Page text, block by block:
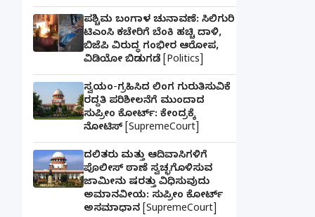
ಪಶ್ಚಿಮ ಬಂಗಾಳ ಚುನಾವಣೆ: ಸಿಲಿಗುರಿ
ಟಿಎಂಸಿ ಕಚೇರಿಗೆ ಬೆಂಕಿ ಹಚ್ಚಿ ದಾಳಿ,
ಬಿಜೆಪಿ ವಿರುದ್ಧ ಗಂಭೀರ ಆರೋಪ,
ವಿಡಿಯೋ ಬಿಡುಗಡೆ [Politics]
ಸ್ವಯಂ-ಗ್ರಹಿಸಿದ ಲಿಂಗ ಗುರುತಿಸುವಿಕೆ
ರದ್ದತಿ ಪರಿಶೀಲನೆಗೆ ಮುಂದಾದ
ಸುಪ್ರೀಂ ಕೋರ್ಟ್: ಕೇಂದ್ರಕ್ಕೆ
ನೋಟಿಸ್ [SupremeCourt]
ದಲಿತರು ಮತ್ತು ಆದಿವಾಸಿಗಳಿಗೆ
ಪೊಲೀಸ್ ಠಾಣೆ ಸ್ವಚ್ಛಗೊಳಿಸುವ
ಜಾಮೀನು ಷರತ್ತು ವಿಧಿಸುವುದು
ಅಮಾನವೀಯ: ಸುಪ್ರೀಂ ಕೋರ್ಟ್
ಅಸಮಾಧಾನ [SupremeCourt]